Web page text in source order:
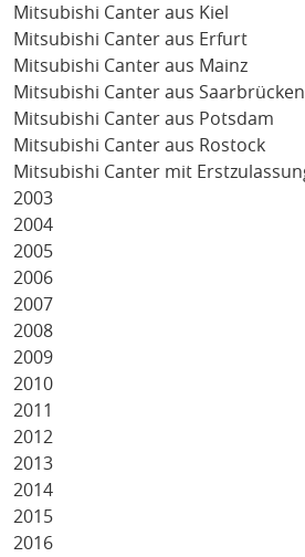
Mitsubishi Canter aus Kiel
Mitsubishi Canter aus Erfurt
Mitsubishi Canter aus Mainz
Mitsubishi Canter aus Saarbrücken
Mitsubishi Canter aus Potsdam
Mitsubishi Canter aus Rostock
Mitsubishi Canter mit
2003
2004
2005
2006
2007
2008
2009
2010
2011
2012
2013
2014
2015
2016